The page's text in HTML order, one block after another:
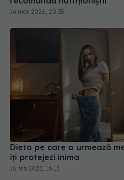
Dieta pe care o urmează
îți protejezi inima
16 feb 2025, 16:15